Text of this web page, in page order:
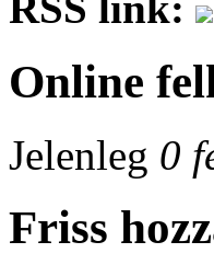
Online
Jelenleg 0
Friss